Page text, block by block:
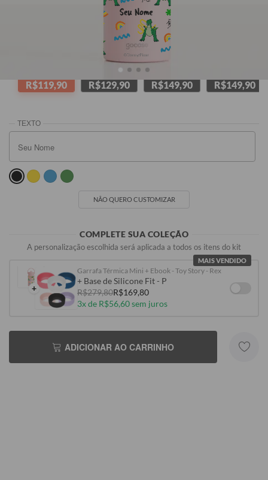
Seu Nome
R$119,90
Preta
R$129,90
Branca
R$149,90 R$149,90
NÃO QUERO CUSTOMIZAR
COMPLETE SUA COLEÇÃO
A personalização escolhida será aplicada a todos os itens do kit
MAIS VENDIDO
+
Garrafa Térmica Mini + Ebook - Toy Story - Rex
+ Base de Silicone Fit - P
R$279,80R$169,80
3x de R$56,60 sem juros
ADICIONAR AO CARRINHO